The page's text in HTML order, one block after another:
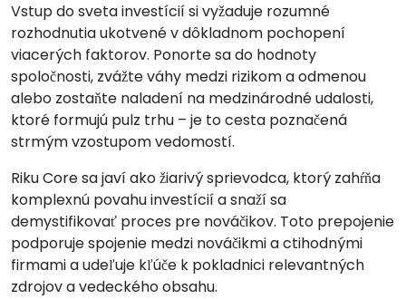
Vstup do sveta investícií si vyžaduje rozumné
rozhodnutia ukotvené v dôkladnom pochopení
viacerých faktorov. Ponorte sa do hodnoty
spoločnosti, zvážte váhy medzi rizikom a odmenou
alebo zostaňte naladení na medzinárodné udalosti,
ktoré formujú pulz trhu – je to cesta poznačená
strmým vzostupom vedomostí.
Riku Core sa javí ako žiarivý sprievodca, ktorý zahŕňa
komplexnú povahu investícií a snaží sa
demystifikovať proces pre nováčikov. Toto prepojenie
podporuje spojenie medzi nováčikmi a ctihodnými
firmami a udeľuje kľúče k pokladnici relevantných
zdrojov a vedeckého obsahu.